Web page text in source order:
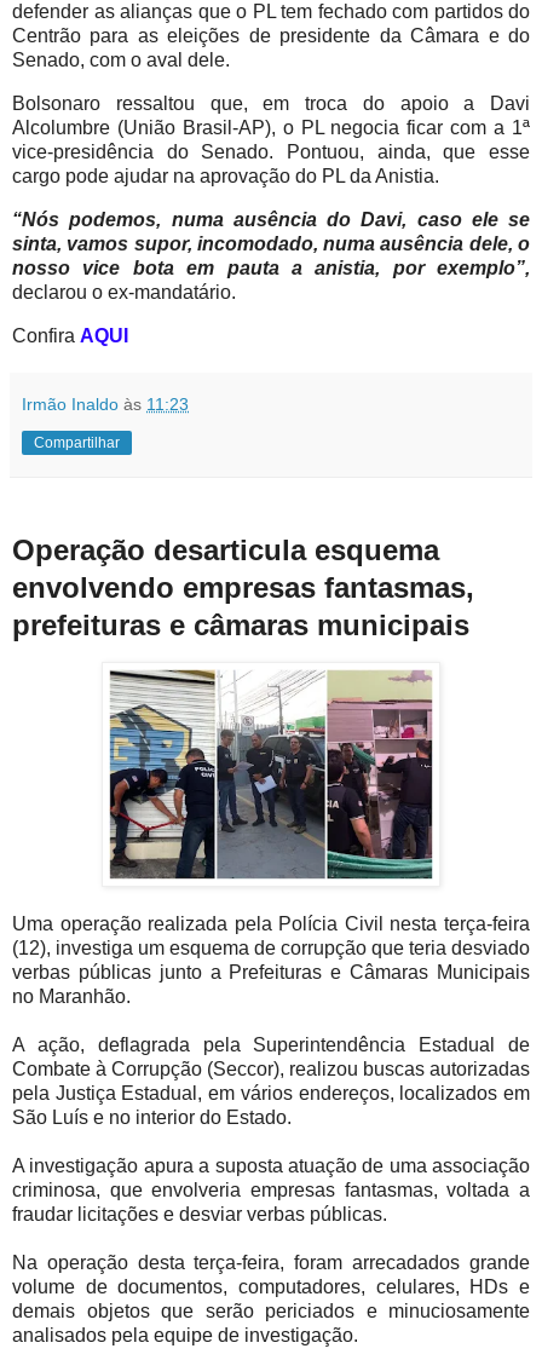
defender as alianças que o PL tem fechado com partidos do
Centrão para as eleições de presidente da Câmara e do
Senado, com o aval dele.
Bolsonaro ressaltou que, em troca do apoio a Davi
Alcolumbre (União Brasil-AP), o PL negocia ficar com a 1ª
vice-presidência do Senado. Pontuou, ainda, que esse
cargo pode ajudar na aprovação do PL da Anistia.
“Nós podemos, numa ausência do Davi, caso ele se
sinta, vamos supor, incomodado, numa ausência dele, o
nosso vice bota em pauta a anistia, por exemplo”,
declarou o ex-mandatário.
Confira AQUI
Irmão Inaldo às 11:23
Compartilhar
Operação desarticula esquema
envolvendo empresas fantasmas,
prefeituras e câmaras municipais
Uma operação realizada pela Polícia Civil nesta terça-feira
(12), investiga um esquema de corrupção que teria desviado
verbas públicas junto a Prefeituras e Câmaras Municipais
no Maranhão.
A ação, deflagrada pela Superintendência Estadual de
Combate à Corrupção (Seccor), realizou buscas autorizadas
pela Justiça Estadual, em vários endereços, localizados em
São Luís e no interior do Estado.
A investigação apura a suposta atuação de uma associação
criminosa, que envolveria empresas fantasmas, voltada a
fraudar licitações e desviar verbas públicas.
Na operação desta terça-feira, foram arrecadados grande
volume de documentos, computadores, celulares, HDs e
demais objetos que serão periciados e minuciosamente
analisados pela equipe de investigação.